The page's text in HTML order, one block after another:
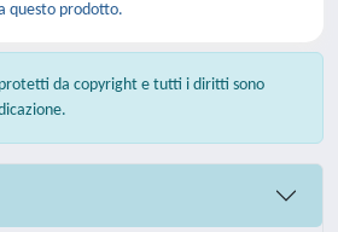
questo prodotto.
da copyright e tutti i diritti sono